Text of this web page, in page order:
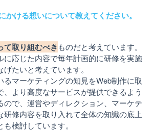
ける想いについて教えてください。
て取り組むべき ものだと考えています。
に応じた内容で毎年計画的に研修を実施
たいと考えています。
るマーケティングの知見をWeb制作に取
、より高度なサービスが提供できるよう
ので、運営やディレクション、マーケテ
研修内容を取り入れて全体の知識の底上
検討しています。